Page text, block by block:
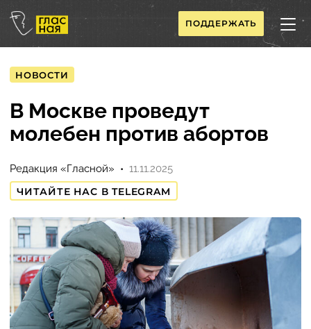
ПОДДЕРЖАТЬ
НОВОСТИ
В Москве проведут
молебен против абортов
Редакция «Гласной»
11.11.2025
ЧИТАЙТЕ НАС В TELEGRAM